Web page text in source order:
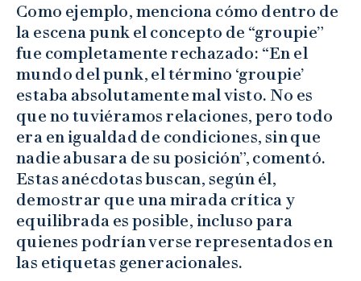
Como ejemplo, menciona cómo dentro de
la escena punk el concepto de “groupie”
fue completamente rechazado: “En el
mundo del punk, el término ‘groupie’
estaba absolutamente mal visto. No es
que no tuviéramos relaciones, pero todo
era en igualdad de condiciones, sin que
nadie abusara de su posición”, comentó.
Estas anécdotas buscan, según él,
demostrar que una mirada crítica y
equilibrada es posible, incluso para
quienes podrían verse representados en
las etiquetas generacionales.